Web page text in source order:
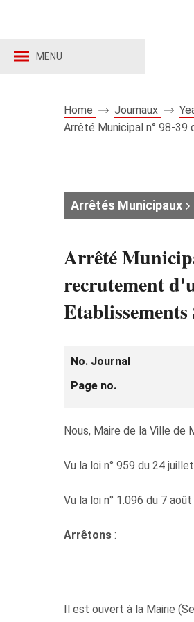
MENU
Home Journaux
Arrêté Municipal n° 98-39
Arrêtés Municipaux
Arrêté
recrutement
No. Journal
Page no.
Nous, Maire de la Ville de
Vu la loi n° 959 du 24
Vu la loi n° 1.096 du 7
Arrêtons :
Il est ouvert à la Mairie